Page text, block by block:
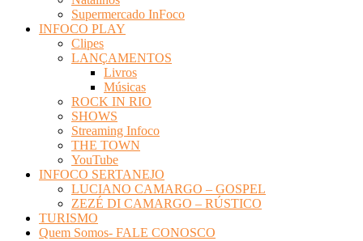
Supermercado InFoco
INFOCO PLAY
Clipes
LANÇAMENTOS
Livros
Músicas
ROCK IN RIO
SHOWS
Streaming Infoco
THE TOWN
YouTube
INFOCO SERTANEJO
LUCIANO CAMARGO – GOSPEL
ZEZÉ DI CAMARGO – RÚSTICO
TURISMO
Quem Somos- FALE CONOSCO